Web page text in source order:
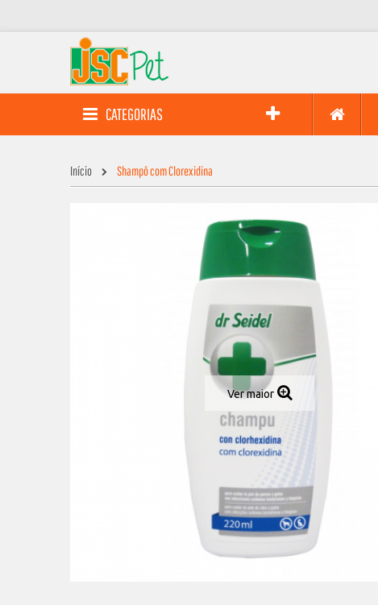
CATEGORIAS
Início Shampô com Clorexidina
Ver maior